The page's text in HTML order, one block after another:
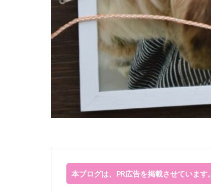
本ブログは、PR広告を掲載させています。